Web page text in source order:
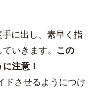
に出し、素早く指
いきます。 この
注意！
させるようにつけ